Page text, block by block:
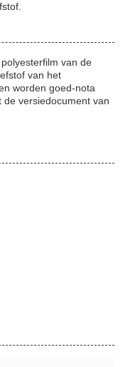
van de
van het
worden goed-nota
versiedocument van